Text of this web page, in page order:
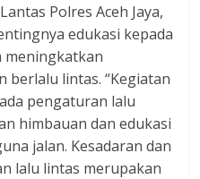
Polres Aceh Jaya,
edukasi kepada
meningkatkan
berlalu lintas. “Kegiatan
pengaturan lalu
himbauan dan edukasi
jalan. Kesadaran dan
lalu lintas merupakan